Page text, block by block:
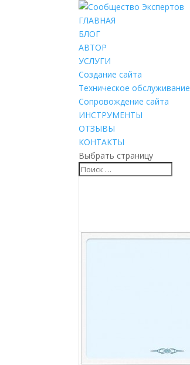
ГЛАВНАЯ
БЛОГ
АВТОР
УСЛУГИ
Создание сайта
Техническое обслуживание
Сопровождение сайта
ИНСТРУМЕНТЫ
ОТЗЫВЫ
КОНТАКТЫ
Выбрать страницу